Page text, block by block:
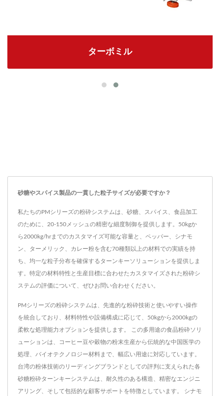
ターボミル
砂糖やスパイス製品の一貫した粒子サイズが必要ですか？
私たちのPMシリーズの粉砕システムは、砂糖、スパイス、食品加工
のために、20-150メッシュの精密な細度制御を提供します。50kgか
ら2000kg/hrまでのカスタマイズ可能な容量と、ペッパー、シナモ
ン、ターメリック、カレー粉を含む70種類以上の材料での実績を持
ち、均一な粒子分布を確保するターンキーソリューションを提供しま
す。特定の材料特性と生産目標に合わせたカスタマイズされた粉砕シ
ステムの評価について、ぜひお問い合わせください。
PMシリーズの粉砕システムは、先進的な粉砕技術と使いやすい操作
を統合しており、材料特性や設備構成に応じて、50kgから2000kgの
柔軟な処理能力オプションを提供します。 この多用途の食品粉砕ソリ
ューションは、コーヒー豆や穀物の粉末生産から伝統的な中国医学の
処理、バイオテクノロジー材料まで、幅広い用途に対応しています。
台湾の粉体技術のリーディングブランドとしての評判に支えられた各
砂糖粉砕ターンキーシステムは、耐久性のある構造、精密なエンジニ
アリング、そして包括的な顧客サポートを特徴としています。 シナモ